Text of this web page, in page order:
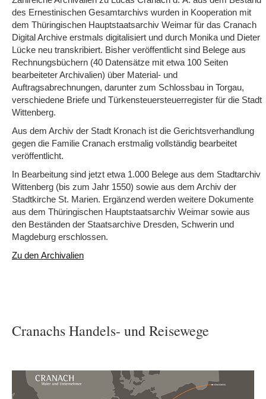
des Ernestinischen Gesamtarchivs wurden in Kooperation mit
dem Thüringischen Hauptstaatsarchiv Weimar für das Cranach
Digital Archive erstmals digitalisiert und durch Monika und Dieter
Lücke neu transkribiert. Bisher veröffentlicht sind Belege aus
Rechnungsbüchern (40 Datensätze mit etwa 100 Seiten
bearbeiteter Archivalien) über Material- und
Auftragsabrechnungen, darunter zum Schlossbau in Torgau,
verschiedene Briefe und Türkensteuersteuerregister für die Stadt
Wittenberg.
Aus dem Archiv der Stadt Kronach ist die Gerichtsverhandlung
gegen die Familie Cranach erstmalig vollständig bearbeitet
veröffentlicht.
In Bearbeitung sind jetzt etwa 1.000 Belege aus dem Stadtarchiv
Wittenberg (bis zum Jahr 1550) sowie aus dem Archiv der
Stadtkirche St. Marien. Ergänzend werden weitere Dokumente
aus dem Thüringischen Hauptstaatsarchiv Weimar sowie aus
den Beständen der Staatsarchive Dresden, Schwerin und
Magdeburg erschlossen.
Zu den Archivalien
Cranachs Handels- und Reisewege